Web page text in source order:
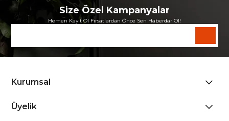
Size Özel Kampanyalar
Hemen Kayıt Ol Fırsatlardan Önce Sen Haberdar Ol!
Kurumsal
Üyelik